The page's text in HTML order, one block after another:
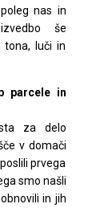
nas in
še
tona, luči in
parcele in
za delo
v domači
prvega
smo našli
in jih